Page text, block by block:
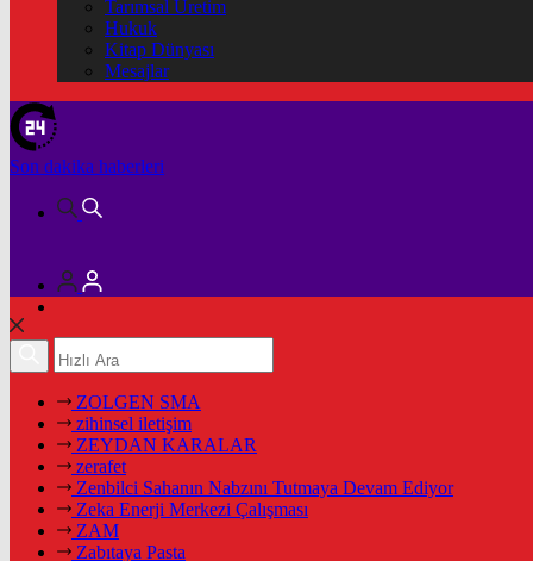
Tarımsal Üretim
Hukuk
Kitap Dünyası
Mesajlar
Son dakika haberleri
ZOLGEN SMA
zihinsel iletişim
ZEYDAN KARALAR
zerafet
Zenbilci Sahanın Nabzını Tutmaya Devam Ediyor
Zeka Enerji Merkezi Çalışması
ZAM
Zabıtaya Pasta